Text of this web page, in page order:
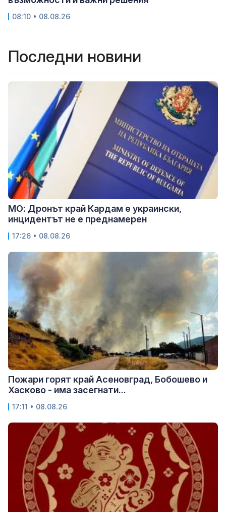
08:10 • 08.08.26
Последни новини
МО: Дронът край Кардам е украински,
инцидентът не е преднамерен
17:26 • 08.08.26
Пожари горят край Асеновград, Бобошево и
Хасково - има засегнати...
17:11 • 08.08.26